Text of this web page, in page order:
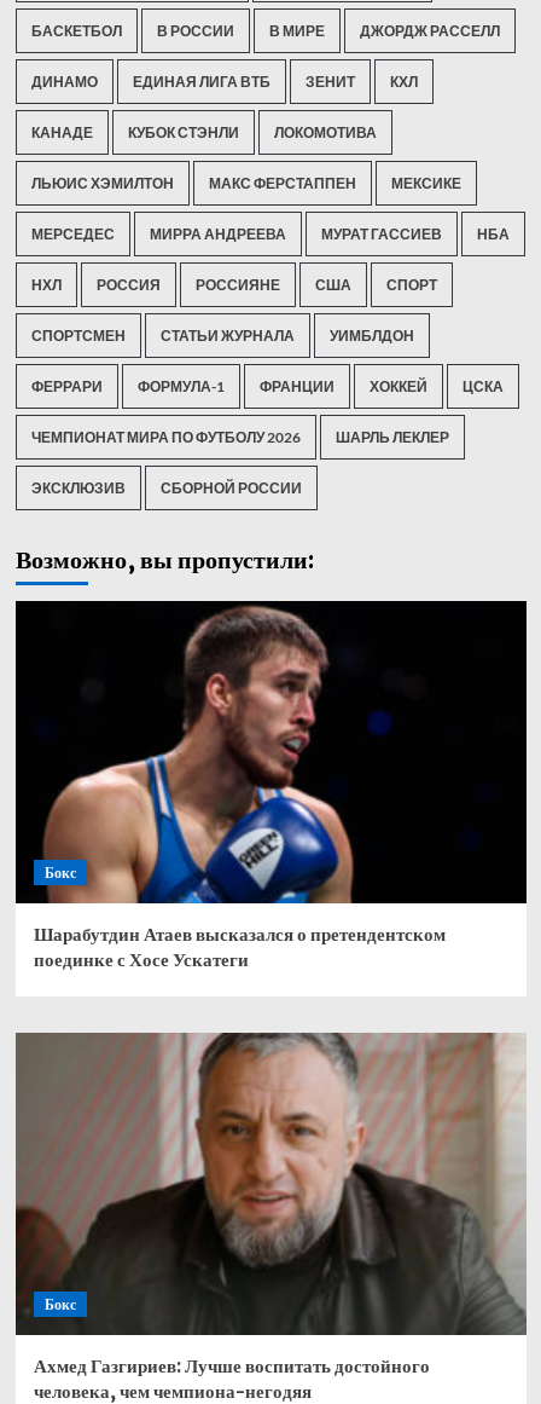
БАСКЕТБОЛ В РОССИИ В МИРЕ ДЖОРДЖ РАССЕЛЛ
ДИНАМО ЕДИНАЯ ЛИГА ВТБ ЗЕНИТ КХЛ
КАНАДЕ КУБОК СТЭНЛИ ЛОКОМОТИВА
ЛЬЮИС ХЭМИЛТОН МАКС ФЕРСТАППЕН МЕКСИКЕ
МЕРСЕДЕС МИРРА АНДРЕЕВА МУРАТ ГАССИЕВ НБА
НХЛ РОССИЯ РОССИЯНЕ США СПОРТ
СПОРТСМЕН СТАТЬИ ЖУРНАЛА УИМБЛДОН
ФЕРРАРИ ФОРМУЛА-1 ФРАНЦИИ ХОККЕЙ ЦСКА
ЧЕМПИОНАТ МИРА ПО ФУТБОЛУ 2026 ШАРЛЬ ЛЕКЛЕР
ЭКСКЛЮЗИВ СБОРНОЙ РОССИИ
Возможно, вы пропустили:
Бокс
Шарабутдин Атаев высказался о претендентском
поединке с Хосе Ускатеги
Бокс
Ахмед Газгириев: Лучше воспитать достойного
человека, чем чемпиона-негодяя